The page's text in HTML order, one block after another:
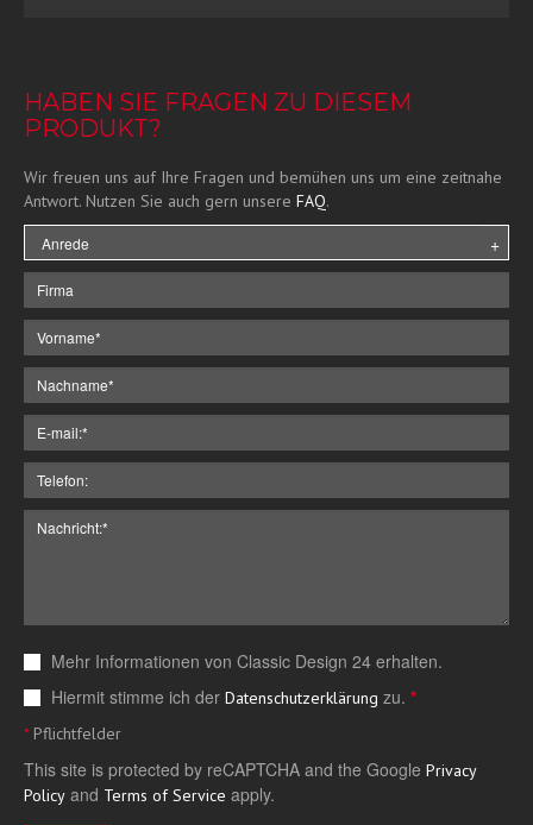
HABEN SIE FRAGEN ZU DIESEM
PRODUKT?
Wir freuen uns auf Ihre Fragen und bemühen uns um eine zeitnahe
Antwort. Nutzen Sie auch gern unsere FAQ.
Mehr Informationen von Classic Design 24 erhalten.
Hiermit stimme ich der Datenschutzerklärung zu. *
*Pflichtfelder
This site is protected by reCAPTCHA and the Google Privacy
Policy and Terms of Service apply.